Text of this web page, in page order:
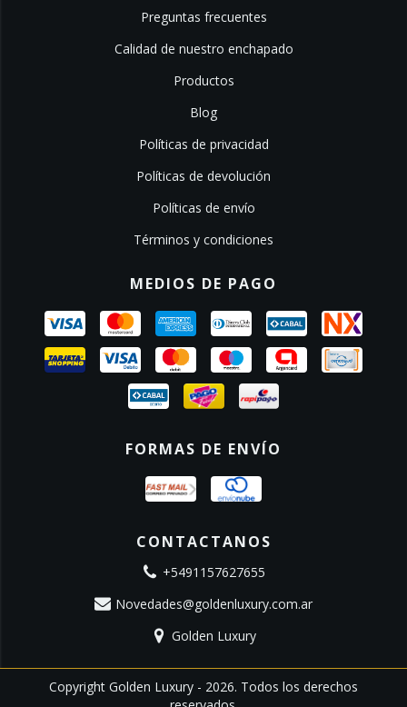
Preguntas frecuentes
Calidad de nuestro enchapado
Productos
Blog
Políticas de privacidad
Políticas de devolución
Políticas de envío
Términos y condiciones
MEDIOS DE PAGO
FORMAS DE ENVÍO
CONTACTANOS
+5491157627655
Novedades@goldenluxury.com.ar
Golden Luxury
Copyright Golden Luxury - 2026. Todos los derechos